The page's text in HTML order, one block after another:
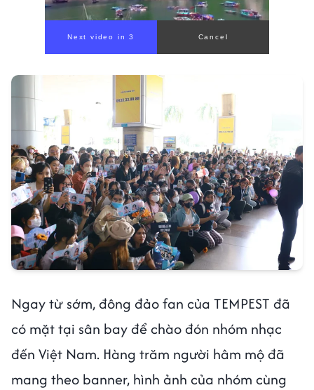
Ngay từ sớm, đông đảo fan của TEMPEST đã
có mặt tại sân bay để chào đón nhóm nhạc
đến Việt Nam. Hàng trăm người hâm mộ đã
mang theo banner, hình ảnh của nhóm cùng